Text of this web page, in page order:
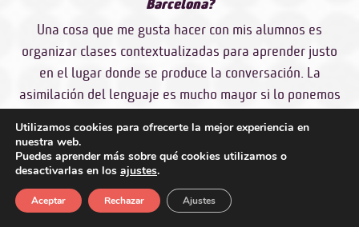
Barcelona?
Una cosa que me gusta hacer con mis alumnos es
organizar clases contextualizadas para aprender justo
en el lugar donde se produce la conversación. La
asimilación del lenguaje es mucho mayor si lo ponemos
Pongamos un ejemplo de una clase contextualizada:
quieres aprender a desenvolverte cuando vas a una
cafetería a tomar un café, pues iremos a la cafetería,
nos tomaremos un café y lo que es más importante
Utilizamos cookies para ofrecerte la mejor experiencia en
nuestra web.
Puedes aprender más sobre qué cookies utilizamos o
desactivarlas en los ajustes.
Aceptar Rechazar Ajustes